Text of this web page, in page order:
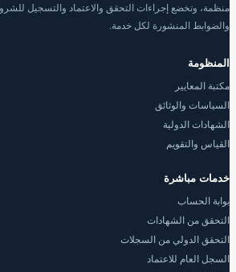
منظمة، وتخضع إجراءات التحقق والاعتماد والتسجيل
والضوابط المنشورة لكل خدمة.
المنظومة
مكتبة المعايير
السياسات والوثائق
الشهادات الدولية
القياس والتقويم
خدمات مباشرة
بوابة الحساب
التحقق من الشهادات
التحقق الدولي من السجلات
السجل العام للاعتماد